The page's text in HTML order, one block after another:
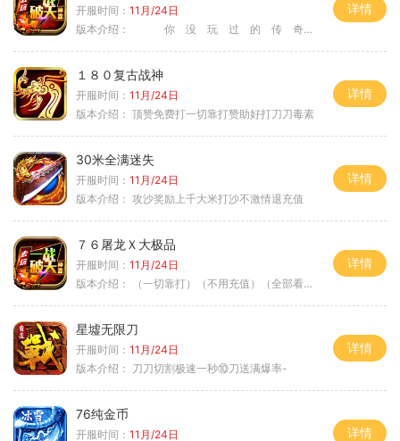
开服时间： 11月/24日
版本介绍：
你 没 玩 过 的 传 奇 〉
详情
１８０复古战神
开服时间： 11月/24日
版本介绍： 顶赞免费打一切靠打赞助好打刀刀毒素
详情
30米全满迷失
开服时间： 11月/24日
版本介绍： 攻沙奖励上千大米打沙不激情退充值
详情
７６屠龙Ｘ大极品
开服时间： 11月/24日
版本介绍：
（一切靠打）（不用充值）（全部看脸）
详情
星墟无限刀
开服时间： 11月/24日
版本介绍： 刀刀切割极速一秒⑩刀送满爆率-
详情
76纯金币
开服时间： 11月/24日
详情